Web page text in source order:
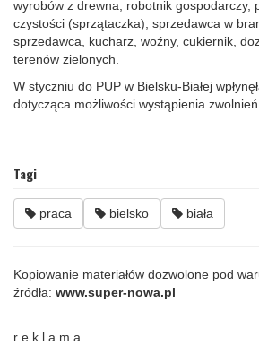
wyrobów z drewna, robotnik gospodarczy,
czystości (sprzątaczka), sprzedawca w
sprzedawca, kucharz, woźny, cukiernik,
terenów zielonych.
W styczniu do PUP w Bielsku‑Białej
dotycząca możliwości wystąpienia zwolnień
Tagi
praca bielsko biała
Kopiowanie materiałów dozwolone pod
źródła: www.super-nowa.pl
r e k l a m a